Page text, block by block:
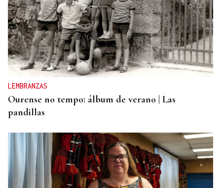
LEMBRANZAS
Ourense no tempo: álbum de verano | Las
pandillas